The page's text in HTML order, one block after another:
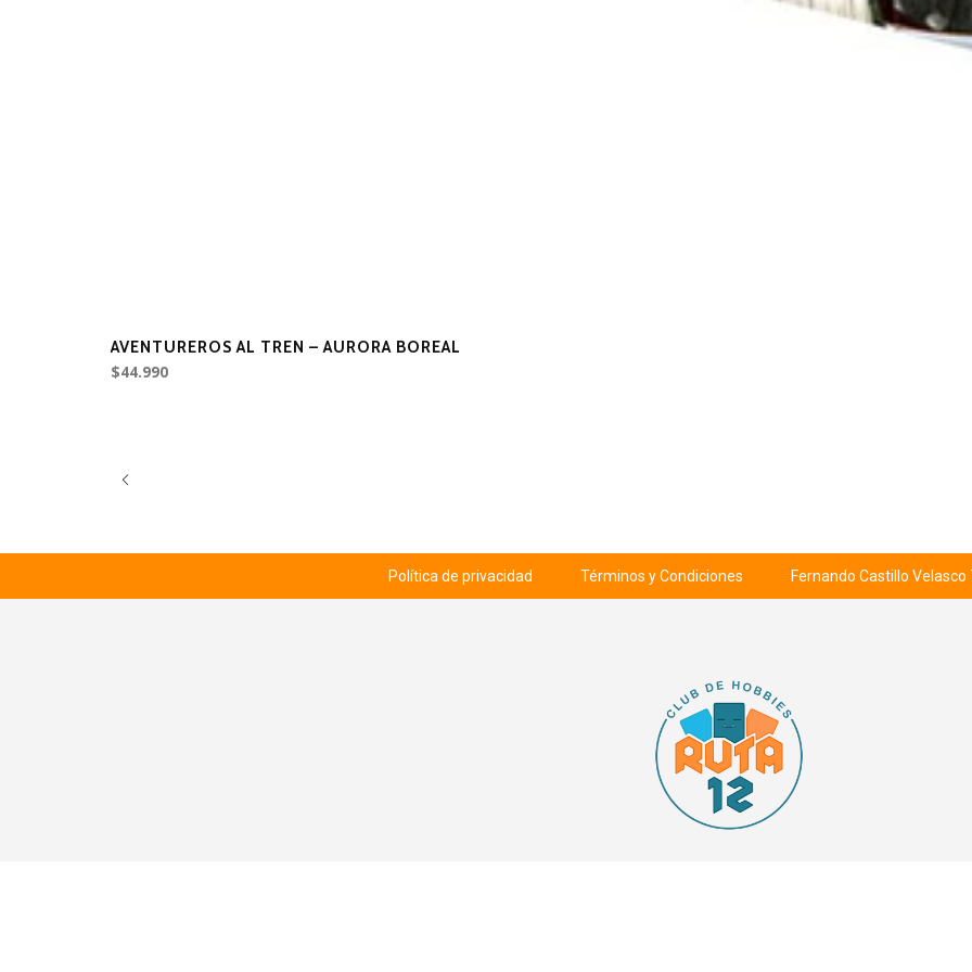
AVENTUREROS AL TREN – AURORA BOREAL
$44.990
Política de privacidad Términos y Condiciones Fernando Castillo Velasco